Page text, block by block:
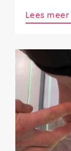
Lees meer